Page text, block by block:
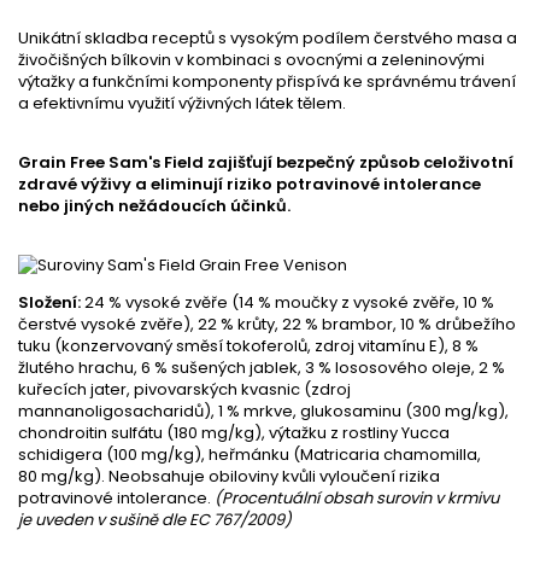
Unikátní skladba receptů s vysokým podílem čerstvého masa a
živočišných bílkovin v kombinaci s ovocnými a zeleninovými
výtažky a funkčními komponenty přispívá ke správnému trávení
a efektivnímu využití výživných látek tělem.
Grain Free Sam's Field zajišťují bezpečný způsob celoživotní
zdravé výživy a eliminují riziko potravinové intolerance
nebo jiných nežádoucích účinků.
Složení:24 % vysoké zvěře (14 % moučky z vysoké zvěře, 10 %
čerstvé vysoké zvěře), 22 % krůty, 22 % brambor, 10 % drůbežího
tuku (konzervovaný směsí tokoferolů, zdroj vitamínu E), 8 %
žlutého hrachu, 6 % sušených jablek, 3 % lososového oleje, 2 %
kuřecích jater, pivovarských kvasnic (zdroj
mannanoligosacharidů), 1 % mrkve, glukosaminu (300 mg/kg),
chondroitin sulfátu (180 mg/kg), výtažku z rostliny Yucca
schidigera (100 mg/kg), heřmánku (Matricaria chamomilla,
80 mg/kg). Neobsahuje obiloviny kvůli vyloučení rizika
potravinové intolerance. (Procentuální obsah surovin v krmivu
je uveden v sušině dle EC 767/2009)